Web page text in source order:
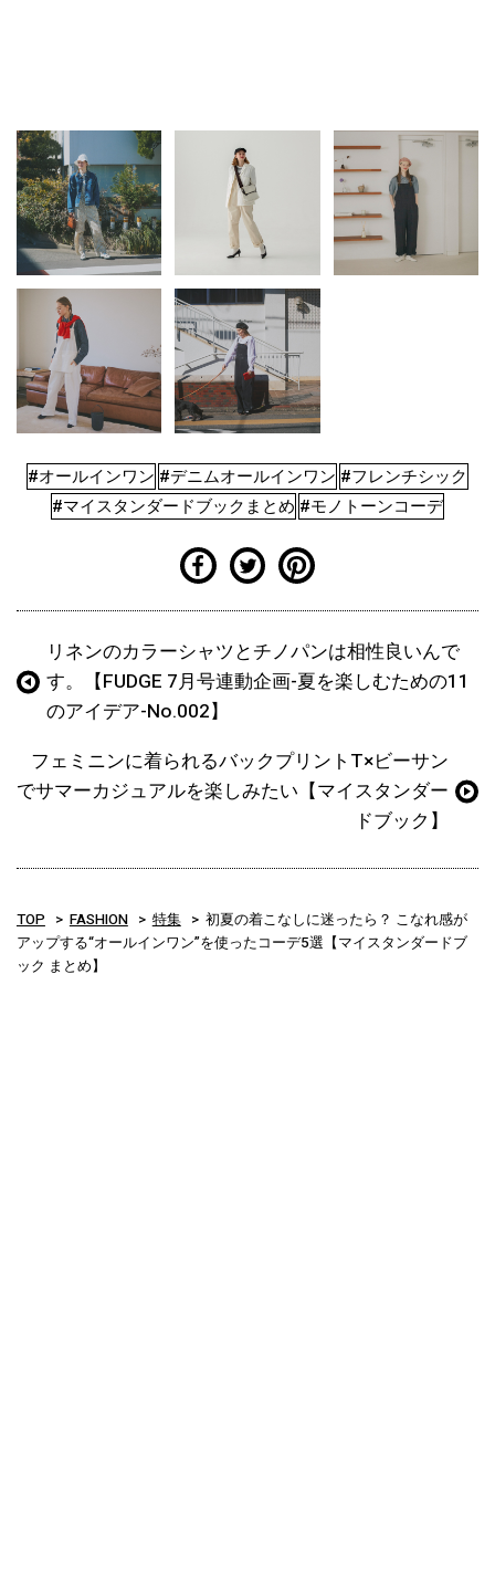
#オールインワン #デニムオールインワン #フレンチシック
#マイスタンダードブックまとめ #モノトーンコーデ
リネンのカラーシャツとチノパンは相性良いんで
す。【FUDGE 7月号連動企画-夏を楽しむための11
のアイデア-No.002】
フェミニンに着られるバックプリントT×ビーサン
でサマーカジュアルを楽しみたい【マイスタンダー
ドブック】
TOP FASHION 特集
初夏の着こなしに迷ったら？ こなれ感が
アップする“オールインワン”を使ったコーデ5選【マイスタンダードブ
ック まとめ】